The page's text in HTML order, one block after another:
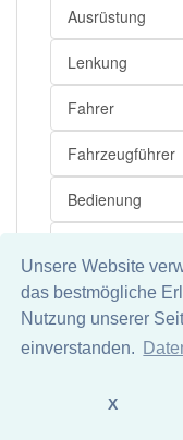
Unsere Website
das bestmögliche
Nutzung unserer
einverstanden.
X
Ausrüstung
Lenkung
Fahrer
Fahrzeugführer
Bedienung
Bremse
Wir übernehmen
Richtigkeit und